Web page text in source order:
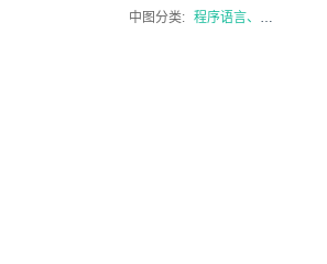
中图分类: 程序语言、算法语言